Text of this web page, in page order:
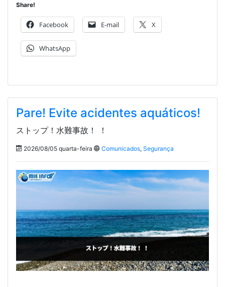
Share!
Facebook E-mail X
WhatsApp
Pare! Evite acidentes aquáticos!
ストップ！水難事故！ ！
2026/08/05 quarta-feira Comunicados, Segurança